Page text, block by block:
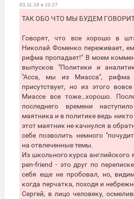
03.11.18 в 10:27
ТАК ОБО ЧТО МЫ БУДЕМ
Говорят, что все хорошо в
Николай Фоменко переживает,
рифма пропадает!" В моем
выпусков "Политики и
"Асса, мы из Миасса", рифма
присутствует, но из этого
Миассе все тоже…хорошо.
последнего времени
маятника и в политике ведь
этот маятник не качнулся в
себе позволить немного
на отвлеченные темы.
Из школьного курса
pen-friend - это друг по
себя еще не пробовал, но,
когда перчатка, походя и
Сергей, в лицо человеку,